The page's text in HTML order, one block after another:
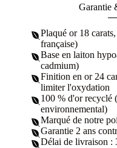
Garantie
Plaqué or 18
française)
Base en laiton
cadmium)
Finition en or 24
limiter l'oxydation
100 % d'or recyclé
environnemental)
Marqué de notre
Garantie 2 ans
Délai de livraison :